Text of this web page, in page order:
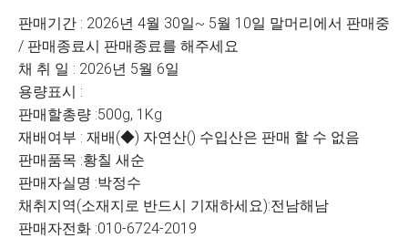
게
게
판매기간 : 2026년 4월 30일~ 5월 10일 말머리에서 판매중
/ 판매종료시 판매종료를 해주세요
채 취 일 : 2026년 5월 6일
용량표시 :
판매할총량 :500g, 1Kg
재배여부 : 재배(◆) 자연산() 수입산은 판매 할 수 없음
판매품목 :황칠 새순
판매자실명 :박정수
채취지역(소재지로 반드시 기재하세요):전남해남
판매자전화 :010-6724-2019